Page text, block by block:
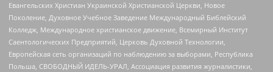
Евангельских Христиан Украинской Христианской Церкви, Новое
Поколение, Духовное Учебное Заведение Международный Библейский
Колледж, Международное христианское движение, Всемирный Институт
Саентологических Предприятий, Церковь Духовной Технологии,
Европейская сеть организаций по наблюдению за выборами, Республика
Польша, СВОБОДНЫЙ ИДЕЛЬ-УРАЛ, Ассоциация развития журналистики,